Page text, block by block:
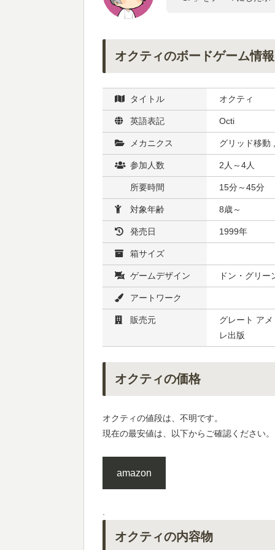
オクティのボードゲーム情報
タイトル オクティ
英語表記 Octi
メカニクス グリッド移動
参加人数 2人～4人
所要時間 15分～45分
対象年齢 8歳～
発売日 1999年
箱サイズ
ゲームデザイン ドン・グリー
アートワーク
販売元
グレート ア
レ出版
オクティの価格
オクティの値段は、不明です。
現在の最安値は、以下からご確認ください。
amazon
.
オクティの内容物